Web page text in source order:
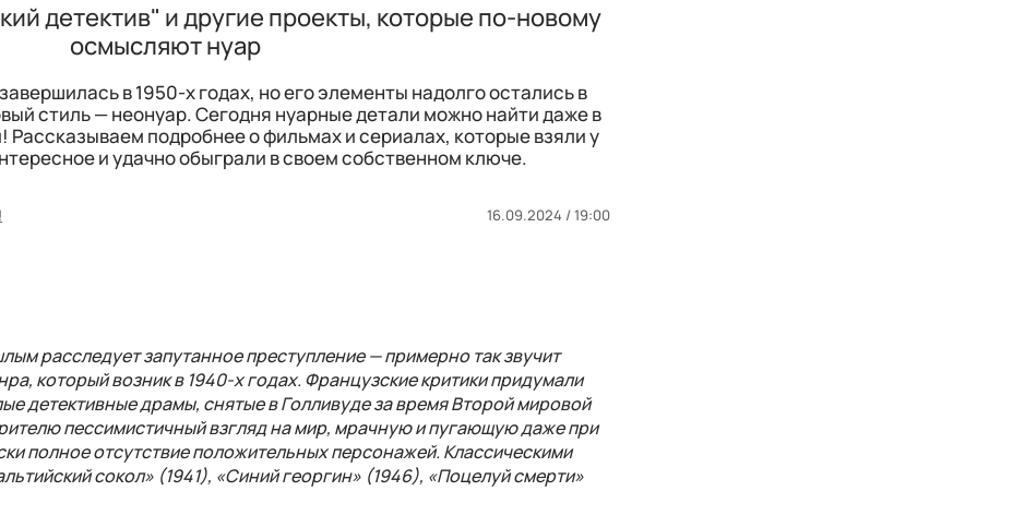
детектив" и другие проекты, которые по-новому
осмысляют нуар
в 1950-х годах, но его элементы надолго остались в
стиль — неонуар. Сегодня нуарные детали можно найти даже в
Рассказываем подробнее о фильмах и сериалах, которые взяли у
и удачно обыграли в своем собственном ключе.
16.09.2024 / 19:00
расследует запутанное преступление — примерно так звучит
который возник в 1940-х годах. Французские критики придумали
детективные драмы, снятые в Голливуде за время Второй мировой
пессимистичный взгляд на мир, мрачную и пугающую даже при
полное отсутствие положительных персонажей. Классическими
сокол» (1941), «Синий георгин» (1946), «Поцелуй смерти»